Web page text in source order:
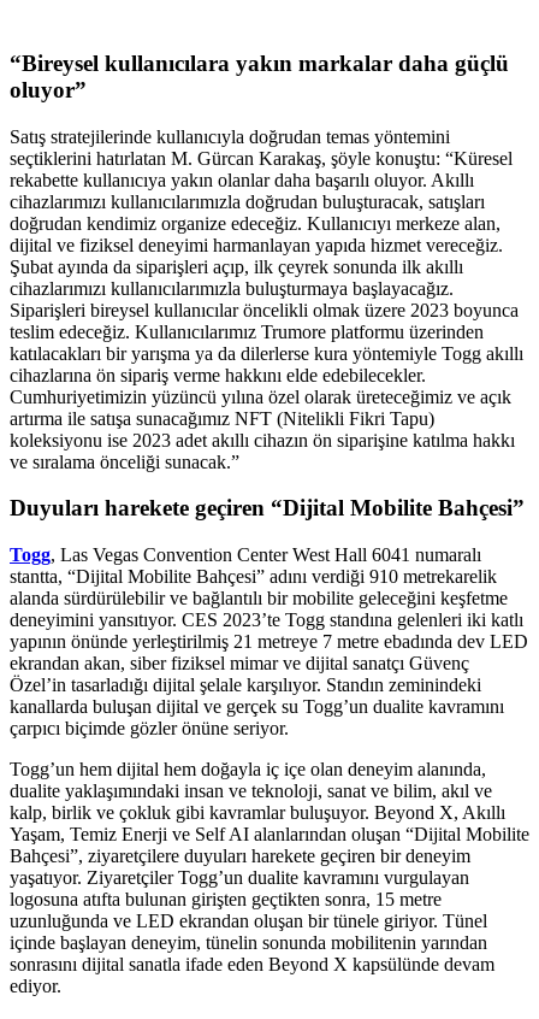
“Bireysel kullanıcılara yakın markalar daha güçlü
oluyor”
Satış stratejilerinde kullanıcıyla doğrudan temas yöntemini
seçtiklerini hatırlatan M. Gürcan Karakaş, şöyle konuştu: “Küresel
rekabette kullanıcıya yakın olanlar daha başarılı oluyor. Akıllı
cihazlarımızı kullanıcılarımızla doğrudan buluşturacak, satışları
doğrudan kendimiz organize edeceğiz. Kullanıcıyı merkeze alan,
dijital ve fiziksel deneyimi harmanlayan yapıda hizmet vereceğiz.
Şubat ayında da siparişleri açıp, ilk çeyrek sonunda ilk akıllı
cihazlarımızı kullanıcılarımızla buluşturmaya başlayacağız.
Siparişleri bireysel kullanıcılar öncelikli olmak üzere 2023 boyunca
teslim edeceğiz. Kullanıcılarımız Trumore platformu üzerinden
katılacakları bir yarışma ya da dilerlerse kura yöntemiyle Togg akıllı
cihazlarına ön sipariş verme hakkını elde edebilecekler.
Cumhuriyetimizin yüzüncü yılına özel olarak üreteceğimiz ve açık
artırma ile satışa sunacağımız NFT (Nitelikli Fikri Tapu)
koleksiyonu ise 2023 adet akıllı cihazın ön siparişine katılma hakkı
ve sıralama önceliği sunacak.”
Duyuları harekete geçiren “Dijital Mobilite Bahçesi”
Togg, Las Vegas Convention Center West Hall 6041 numaralı
stantta, “Dijital Mobilite Bahçesi” adını verdiği 910 metrekarelik
alanda sürdürülebilir ve bağlantılı bir mobilite geleceğini keşfetme
deneyimini yansıtıyor. CES 2023’te Togg standına gelenleri iki katlı
yapının önünde yerleştirilmiş 21 metreye 7 metre ebadında dev LED
ekrandan akan, siber fiziksel mimar ve dijital sanatçı Güvenç
Özel’in tasarladığı dijital şelale karşılıyor. Standın zeminindeki
kanallarda buluşan dijital ve gerçek su Togg’un dualite kavramını
çarpıcı biçimde gözler önüne seriyor.
Togg’un hem dijital hem doğayla iç içe olan deneyim alanında,
dualite yaklaşımındaki insan ve teknoloji, sanat ve bilim, akıl ve
kalp, birlik ve çokluk gibi kavramlar buluşuyor. Beyond X, Akıllı
Yaşam, Temiz Enerji ve Self AI alanlarından oluşan “Dijital Mobilite
Bahçesi”, ziyaretçilere duyuları harekete geçiren bir deneyim
yaşatıyor. Ziyaretçiler Togg’un dualite kavramını vurgulayan
logosuna atıfta bulunan girişten geçtikten sonra, 15 metre
uzunluğunda ve LED ekrandan oluşan bir tünele giriyor. Tünel
içinde başlayan deneyim, tünelin sonunda mobilitenin yarından
sonrasını dijital sanatla ifade eden Beyond X kapsülünde devam
ediyor.